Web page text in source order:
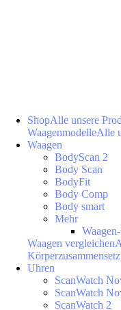
ShopAlle unsere
WaagenmodelleAlle
Waagen
BodyScan 2
Body Scan
BodyFit
Body Comp
Body smart
Mehr
Waagen vergleichen
Uhren
ScanWatch
ScanWatch
ScanWatch 2